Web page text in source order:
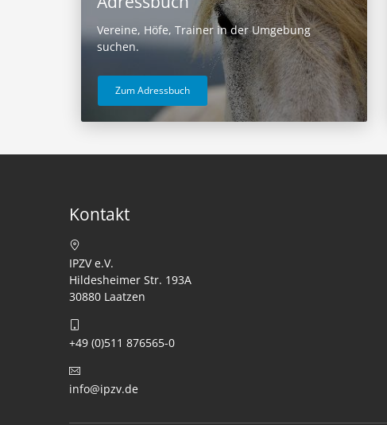
Vereine, Höfe, Trainer in der Umgebung
suchen.
Zum Adressbuch
Kontakt
IPZV e.V.
Hildesheimer Str. 193A
30880 Laatzen
+49 (0)511 876565-0
info@ipzv.de